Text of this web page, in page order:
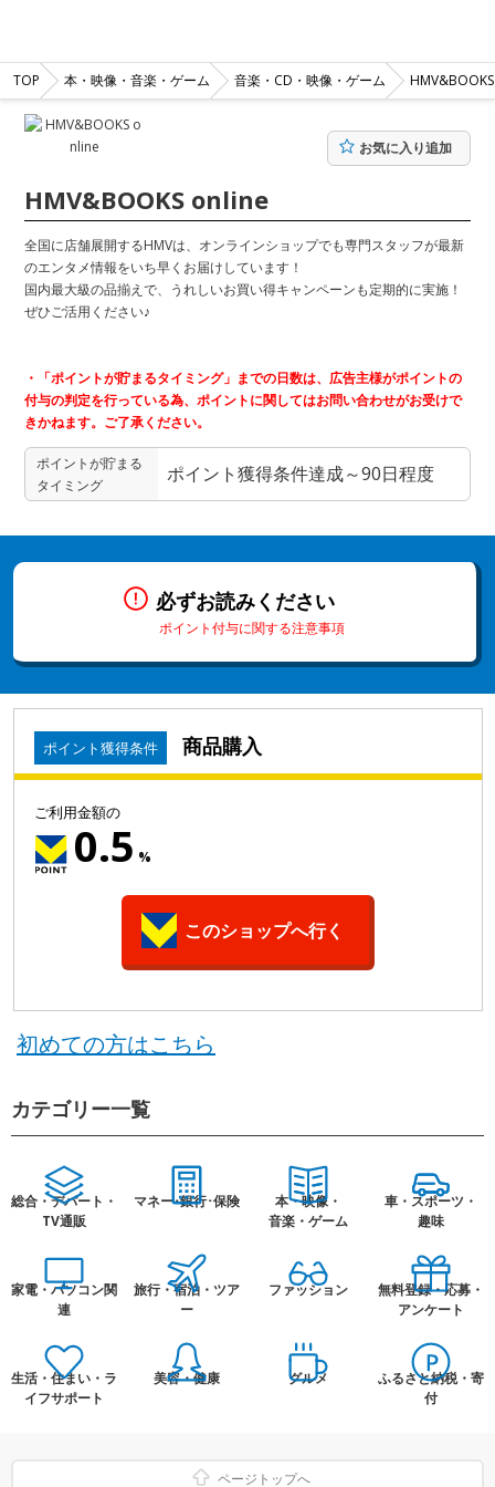
TOP 本・映像・音楽・ゲーム 音楽・CD・映像・ゲーム
お気に入り追加
HMV&BOOKS online
全国に店舗展開するHMVは、オンラインショップでも専門スタッフが最新
のエンタメ情報をいち早くお届けしています！
国内最大級の品揃えで、うれしいお買い得キャンペーンも定期的に実施！
ぜひご活用ください♪
・「ポイントが貯まるタイミング」までの日数は、広告主様がポイントの
付与の判定を行っている為、ポイントに関してはお問い合わせがお受けで
きかねます。ご了承ください。
ポイントが貯まる
タイミング
ポイント獲得条件達成～90日程度
必ずお読みください
ポイント付与に関する注意事項
ポイント獲得条件 商品購入
ご利用金額の
0.5 %
このショップへ行く
初めての方はこちら
カテゴリー一覧
総合・デパート・
TV通販
マネー･銀行･保険
本・映像・
音楽・ゲーム
車・スポーツ・
趣味
家電・パソコン関
連
旅行・宿泊・ツア
ー
ファッション
無料登録・応募・
アンケート
生活・住まい・ラ
イフサポート
美容・健康 グルメ
ふるさと納税・寄
付
ページトップへ